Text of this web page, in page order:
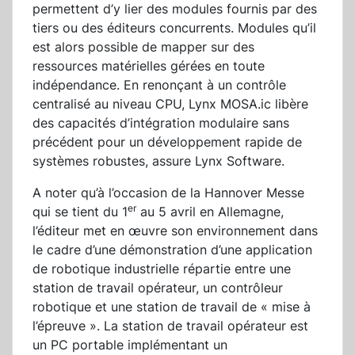
permettent d’y lier des modules fournis par des
tiers ou des éditeurs concurrents. Modules qu’il
est alors possible de mapper sur des
ressources matérielles gérées en toute
indépendance. En renonçant à un contrôle
centralisé au niveau CPU, Lynx MOSA.ic libère
des capacités d’intégration modulaire sans
précédent pour un développement rapide de
systèmes robustes, assure Lynx Software.
A noter qu’à l’occasion de la Hannover Messe
qui se tient du 1erau 5 avril en Allemagne,
l’éditeur met en œuvre son environnement dans
le cadre d’une démonstration d’une application
de robotique industrielle répartie entre une
station de travail opérateur, un contrôleur
robotique et une station de travail de « mise à
l’épreuve ». La station de travail opérateur est
un PC portable implémentant un